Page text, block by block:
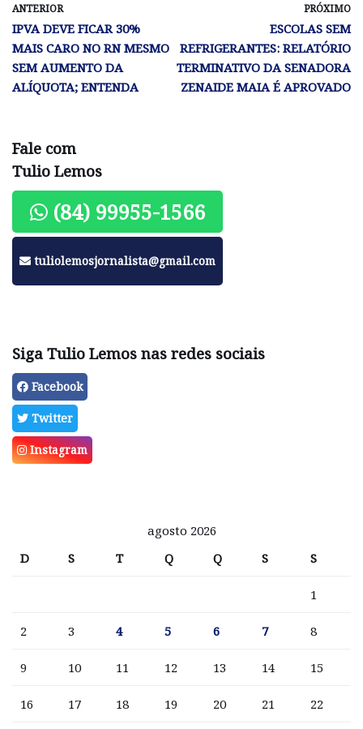
ANTERIOR
IPVA DEVE FICAR 30%
MAIS CARO NO RN MESMO
SEM AUMENTO DA
ALÍQUOTA; ENTENDA
PRÓXIMO
ESCOLAS SEM
REFRIGERANTES: RELATÓRIO
TERMINATIVO DA SENADORA
ZENAIDE MAIA É APROVADO
Fale com
Tulio Lemos
(84) 99955-1566
tuliolemosjornalista@gmail.com
Siga Tulio Lemos nas redes sociais
Facebook
Twitter
Instagram
agosto 2026
D
S T Q Q S S
1
2 3 4 5 6 7 8
9 10 11 12 13 14 15
16 17 18 19 20 21 22